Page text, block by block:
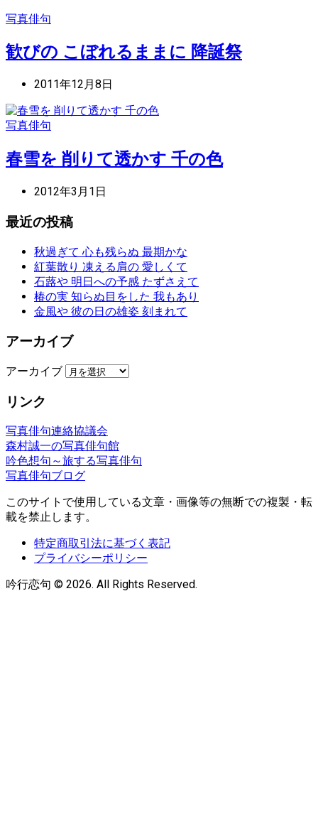
写真俳句
歓びの こぼれるままに 降誕祭
2011年12月8日
写真俳句
春雪を 削りて透かす 千の色
2012年3月1日
最近の投稿
秋過ぎて 心も残らぬ 最期かな
紅葉散り 凍える肩の 愛しくて
石蕗や 明日への予感 たずさえて
椿の実 知らぬ目をした 我もあり
金風や 彼の日の雄姿 刻まれて
アーカイブ
アーカイブ
リンク
写真俳句連絡協議会
森村誠一の写真俳句館
吟色想句～旅する写真俳句
写真俳句ブログ
このサイトで使用している文章・画像等の無断での複製・転
載を禁止します。
特定商取引法に基づく表記
プライバシーポリシー
吟行恋句 © 2026. All Rights Reserved.